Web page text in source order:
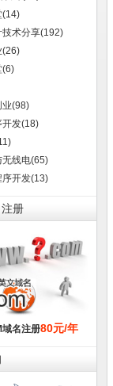
(14)
技术分享(192)
(26)
(6)
业(98)
开发(18)
无线电(65)
序开发(13)
册
域名注册80元/年